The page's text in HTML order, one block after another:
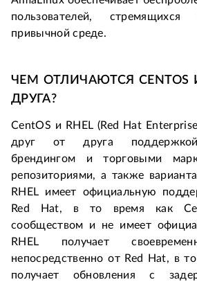
пользователей,
привычной среде.
ЧЕМ ОТЛИЧАЮТСЯ CENTOS
ДРУГА?
CentOS и RHEL (Red Hat
друг от друга
брендингом и торговыми
репозиториями, а также
RHEL имеет официальную
Red Hat, в то время как
сообществом и не имеет
RHEL получает
непосредственно от Red Hat, в
получает обновления с